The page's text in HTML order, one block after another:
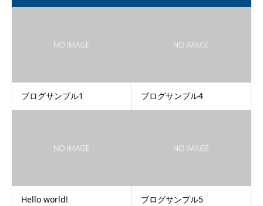
ブログサンプル1 ブログサンプル4
Hello world! ブログサンプル5